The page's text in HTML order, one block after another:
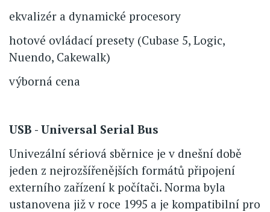
ekvalizér a dynamické procesory
hotové ovládací presety (Cubase 5, Logic,
Nuendo, Cakewalk)
výborná cena
USB - Universal Serial Bus
Univezální sériová sběrnice je v dnešní době
jeden z nejrozšířenějších formátů připojení
externího zařízení k počítači. Norma byla
ustanovena již v roce 1995 a je kompatibilní pro